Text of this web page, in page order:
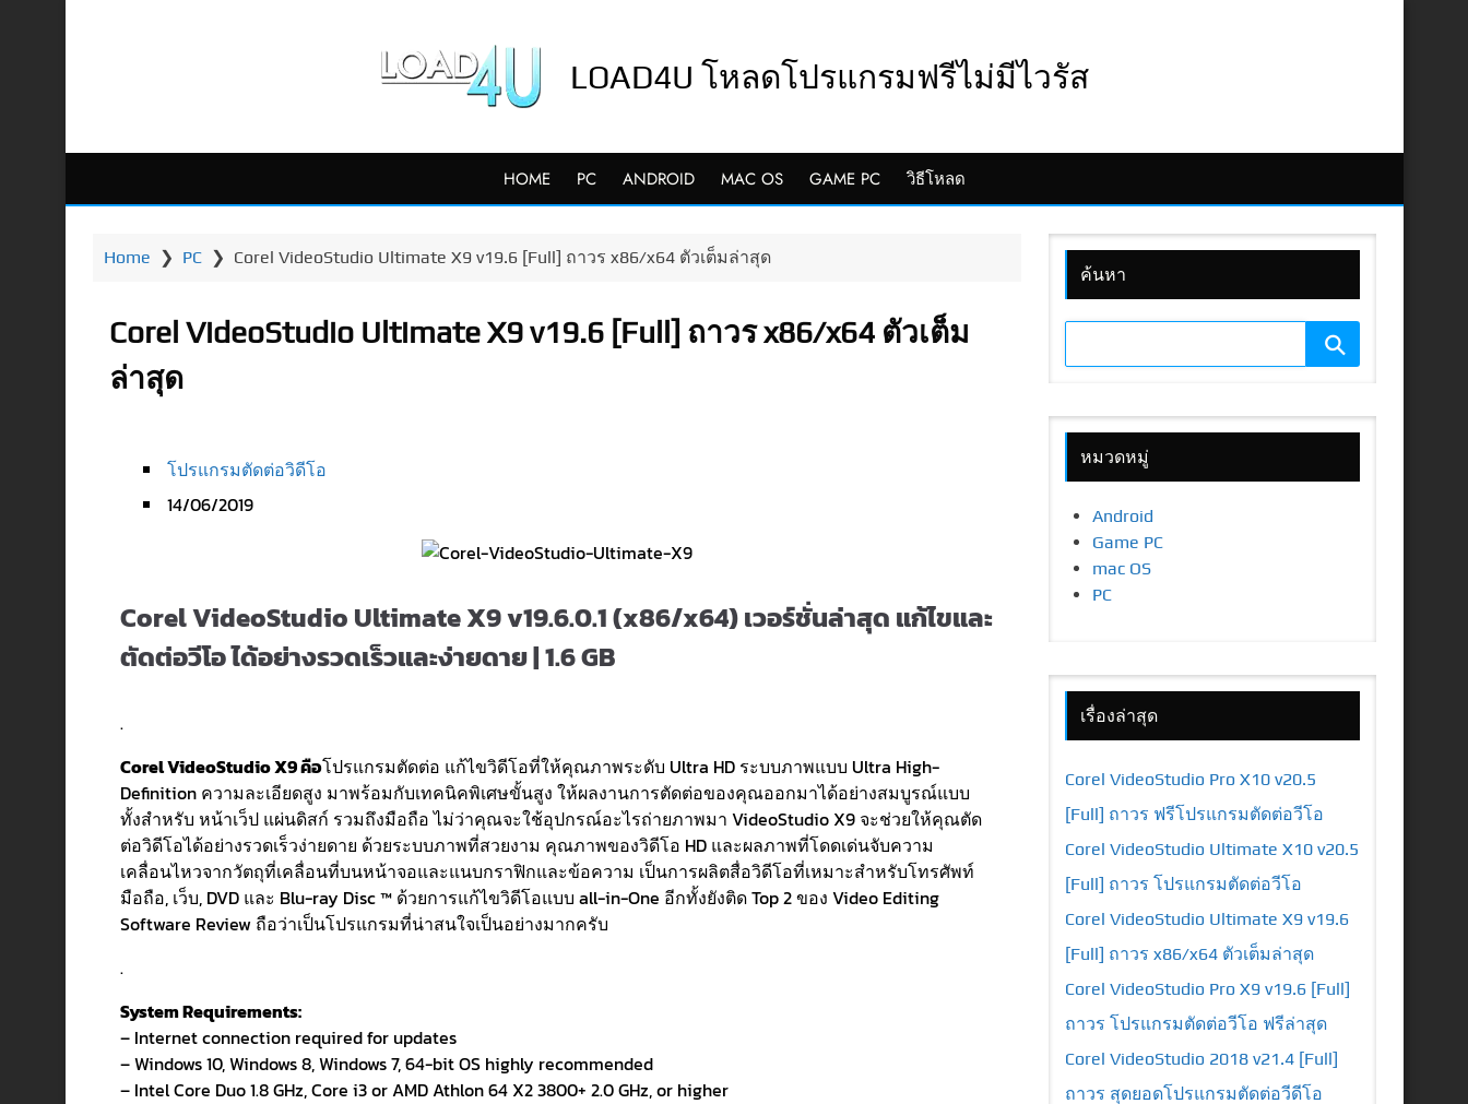
LOAD4U โหลดโปรแกรมฟรีไม่มีไวรัส
HOME PC ANDROID MAC OS GAME PC วิธีโหลด
Home ❯ PC❯ Corel VideoStudio Ultimate X9 v19.6 [Full] ถาวร x86/x64 ตัวเต็มล่าสุด
Corel VideoStudio Ultimate X9 v19.6 [Full] ถาวร x86/x64 ตัวเต็ม
ล่าสุด
โปรแกรมตัดต่อวิดีโอ
14/06/2019
Corel VideoStudio Ultimate X9 v19.6.0.1 (x86/x64) เวอร์ชั่นล่าสุด แก้ไขและ
ตัดต่อวีโอ ได้อย่างรวดเร็วและง่ายดาย | 1.6 GB
.
Corel VideoStudio X9 คือโปรแกรมตัดต่อ แก้ไขวิดีโอที่ให้คุณภาพระดับ Ultra HD ระบบภาพแบบ Ultra High-
Definition ความละเอียดสูง มาพร้อมกับเทคนิคพิเศษขั้นสูง ให้ผลงานการตัดต่อของคุณออกมาได้อย่างสมบูรณ์แบบ
ทั้งสำหรับ หน้าเว็ป แผ่นดิสก์ รวมถึงมือถือ ไม่ว่าคุณจะใช้อุปกรณ์อะไรถ่ายภาพมา VideoStudio X9 จะช่วยให้คุณตัด
ต่อวิดีโอได้อย่างรวดเร็วง่ายดาย ด้วยระบบภาพที่สวยงาม คุณภาพของวิดีโอ HD และผลภาพที่โดดเด่นจับความ
เคลื่อนไหวจากวัตถุที่เคลื่อนที่บนหน้าจอและแนบกราฟิกและข้อความ เป็นการผลิตสื่อวิดีโอที่เหมาะสำหรับโทรศัพท์
มือถือ, เว็บ, DVD และ Blu-ray Disc ™ ด้วยการแก้ไขวิดีโอแบบ all-in-One อีกทั้งยังติด Top 2 ของ Video Editing
Software Review ถือว่าเป็นโปรแกรมที่น่าสนใจเป็นอย่างมากครับ
.
System Requirements:
– Internet connection required for updates
– Windows 10, Windows 8, Windows 7, 64-bit OS highly recommended
– Intel Core Duo 1.8 GHz, Core i3 or AMD Athlon 64 X2 3800+ 2.0 GHz, or higher
ค้นหา
หมวดหมู่
Android
Game PC
mac OS
PC
เรื่องล่าสุด
Corel VideoStudio Pro X10 v20.5
[Full] ถาวร ฟรีโปรแกรมตัดต่อวีโอ
Corel VideoStudio Ultimate X10 v20.5
[Full] ถาวร โปรแกรมตัดต่อวีโอ
Corel VideoStudio Ultimate X9 v19.6
[Full] ถาวร x86/x64 ตัวเต็มล่าสุด
Corel VideoStudio Pro X9 v19.6 [Full]
ถาวร โปรแกรมตัดต่อวีโอ ฟรีล่าสุด
Corel VideoStudio 2018 v21.4 [Full]
ถาวร สุดยอดโปรแกรมตัดต่อวีดีโอ